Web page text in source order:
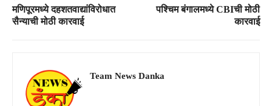
मणिपूरमध्ये दहशतवाद्यांविरोधात
सैन्याची मोठी कारवाई
पश्चिम बंगालमध्ये CBIची मोठी
कारवाई
Team News Danka